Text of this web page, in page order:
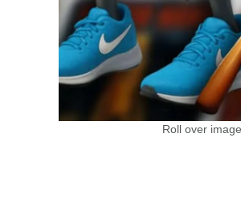
Roll over